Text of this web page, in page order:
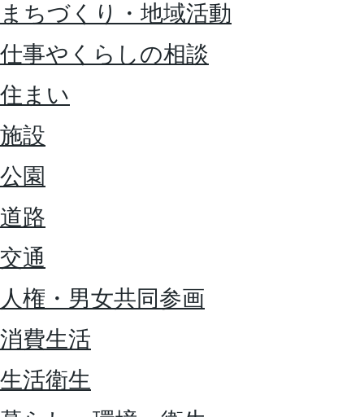
まちづくり・地域活動
仕事やくらしの相談
住まい
施設
公園
道路
交通
人権・男女共同参画
消費生活
生活衛生